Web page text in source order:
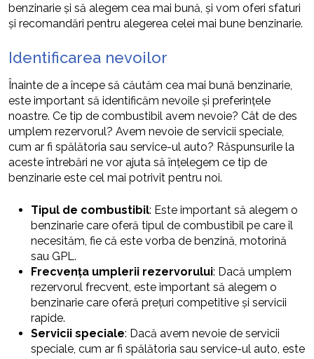
benzinarie și să alegem cea mai bună, și vom oferi sfaturi
și recomandări pentru alegerea celei mai bune benzinarie.
Identificarea nevoilor
Înainte de a începe să căutăm cea mai bună benzinarie,
este important să identificăm nevoile și preferințele
noastre. Ce tip de combustibil avem nevoie? Cât de des
umplem rezervorul? Avem nevoie de servicii speciale,
cum ar fi spălătoria sau service-ul auto? Răspunsurile la
aceste întrebări ne vor ajuta să înțelegem ce tip de
benzinarie este cel mai potrivit pentru noi.
Tipul de combustibil: Este important să alegem o
benzinarie care oferă tipul de combustibil pe care îl
necesităm, fie că este vorba de benzină, motorină
sau GPL.
Frecvența umplerii rezervorului: Dacă umplem
rezervorul frecvent, este important să alegem o
benzinarie care oferă prețuri competitive și servicii
rapide.
Servicii speciale: Dacă avem nevoie de servicii
speciale, cum ar fi spălătoria sau service-ul auto, este